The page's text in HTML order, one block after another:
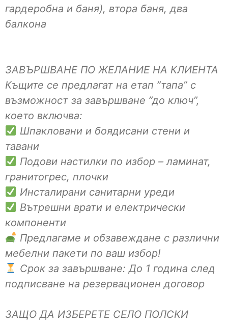
гардеробна и баня), втора баня, два
балкона
ЗАВЪРШВАНЕ ПО ЖЕЛАНИЕ НА КЛИЕНТА
Къщите се предлагат на етап ”тапа” с
възможност за завършване ”до ключ”,
което включва:
Шпакловани и боядисани стени и
тавани
Подови настилки по избор – ламинат,
гранитогрес, плочки
Инсталирани санитарни уреди
Вътрешни врати и електрически
компоненти
Предлагаме и обзавеждане с различни
мебелни пакети по ваш избор!
Срок за завършване: До 1 година след
подписване на резервационен договор
ЗАЩО ДА ИЗБЕРЕТЕ СЕЛО ПОЛСКИ